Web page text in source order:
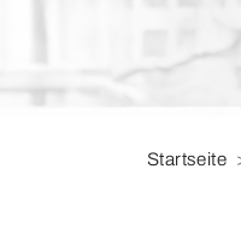
Startseite